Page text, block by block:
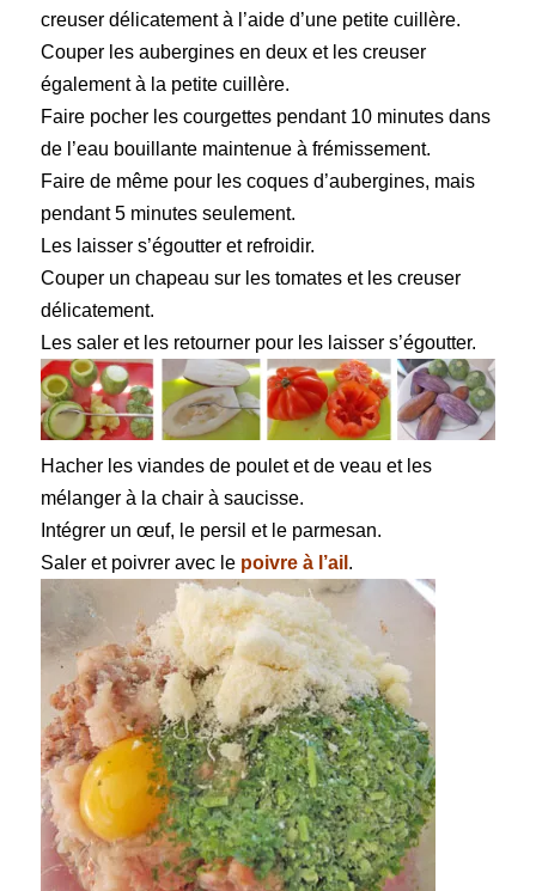
creuser délicatement à l’aide d’une petite cuillère.
Couper les aubergines en deux et les creuser
également à la petite cuillère.
Faire pocher les courgettes pendant 10 minutes dans
de l’eau bouillante maintenue à frémissement.
Faire de même pour les coques d’aubergines, mais
pendant 5 minutes seulement.
Les laisser s’égoutter et refroidir.
Couper un chapeau sur les tomates et les creuser
délicatement.
Les saler et les retourner pour les laisser s’égoutter.
Hacher les viandes de poulet et de veau et les
mélanger à la chair à saucisse.
Intégrer un œuf, le persil et le parmesan.
Saler et poivrer avec le poivre à l’ail .